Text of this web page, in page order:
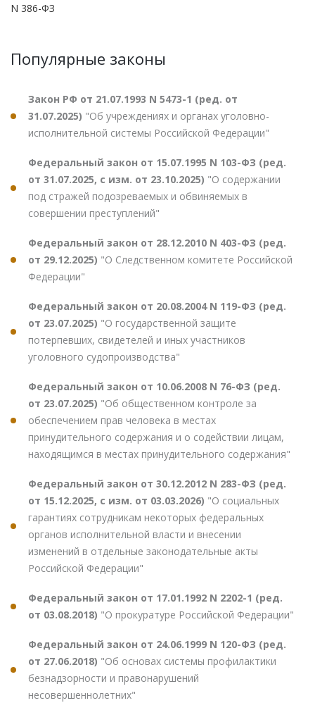
N 386-ФЗ
Популярные законы
Закон РФ от 21.07.1993 N 5473-1 (ред. от
31.07.2025) "Об учреждениях и органах уголовно-
исполнительной системы Российской Федерации"
Федеральный закон от 15.07.1995 N 103-ФЗ (ред.
от 31.07.2025, с изм. от 23.10.2025) "О содержании
под стражей подозреваемых и обвиняемых в
совершении преступлений"
Федеральный закон от 28.12.2010 N 403-ФЗ (ред.
от 29.12.2025) "О Следственном комитете Российской
Федерации"
Федеральный закон от 20.08.2004 N 119-ФЗ (ред.
от 23.07.2025) "О государственной защите
потерпевших, свидетелей и иных участников
уголовного судопроизводства"
Федеральный закон от 10.06.2008 N 76-ФЗ (ред.
от 23.07.2025) "Об общественном контроле за
обеспечением прав человека в местах
принудительного содержания и о содействии лицам,
находящимся в местах принудительного содержания"
Федеральный закон от 30.12.2012 N 283-ФЗ (ред.
от 15.12.2025, с изм. от 03.03.2026) "О социальных
гарантиях сотрудникам некоторых федеральных
органов исполнительной власти и внесении
изменений в отдельные законодательные акты
Российской Федерации"
Федеральный закон от 17.01.1992 N 2202-1 (ред.
от 03.08.2018) "О прокуратуре Российской Федерации"
Федеральный закон от 24.06.1999 N 120-ФЗ (ред.
от 27.06.2018) "Об основах системы профилактики
безнадзорности и правонарушений
несовершеннолетних"